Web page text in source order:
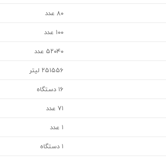
۸۰ عدد
۱۰۰ عدد
۵۲۰۴۰ عدد
۲۵۱۵۵۶ لیتر
۱۶ دستگاه
۷۱ عدد
۱ عدد
۱ دستگاه